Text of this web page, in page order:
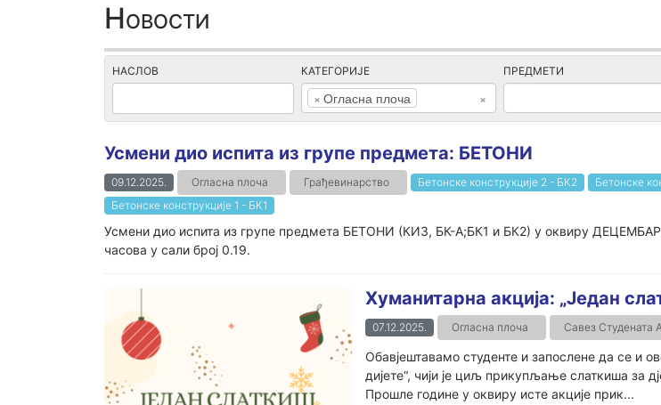
Новости
НАСЛОВ КАТЕГОРИЈЕ
×
× Огласна плоча
ПРЕДМЕТИ
Усмени дио испита из групе предмета: БЕТОНИ
09.12.2025. Огласна плоча Грађевинарство Бетонске конструкције 2 - БК2 Бетонске
Бетонске конструкције 1 - БК1
Усмени дио испита из групе предмета БЕТОНИ (КИ3, БК-А;БК1 и БК2) у оквиру
часова у сали број 0.19.
Хуманитарна акција: „Један
07.12.2025. Огласна плоча Савез Студената
Обавјештавамо студенте и запослене да се и
дијете“, чији је циљ прикупљање слаткиша за
Прошле године у оквиру исте акције прик...